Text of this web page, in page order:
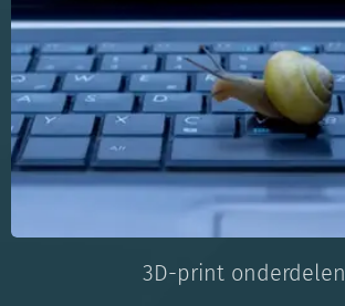
3D-print onderdelen